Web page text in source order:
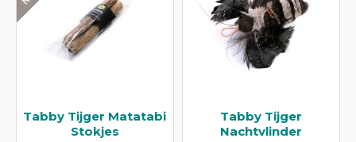
Tabby Tijger Matatabi
Stokjes
Tabby Tijger
Nachtvlinder